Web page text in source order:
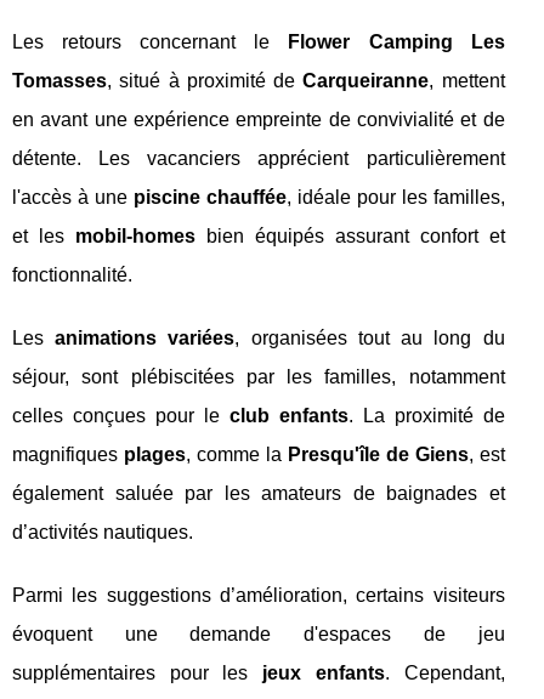
Les retours concernant le
Flower Camping Les
Tomasses, situé à proximité deCarqueiranne, mettent
en avant une expérience empreinte de convivialité et de
détente. Les vacanciers apprécient particulièrement
l'accès à une piscine chauffée, idéale pour les familles,
et les mobil-homesbien équipés assurant confort et
fonctionnalité.
Lesanimations variées, organisées tout au long du
séjour, sont plébiscitées par les familles, notamment
celles conçues pour le club enfants. La proximité de
magnifiques plages, comme la Presqu'île de Giens, est
également saluée par les amateurs de baignades et
d’activités nautiques.
Parmi les suggestions d’amélioration, certains visiteurs
évoquent une demande d'espaces de jeu
supplémentaires pour les jeux enfants. Cependant,